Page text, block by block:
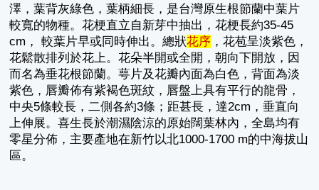
澤，葉背灰綠色，葉柄細長，是台灣原生根節蘭中葉片
較寬的物種。花梗直立自新芽中抽出，花梗長約35-45
cm， 較葉片早或同時伸出。總狀花序 ，花苞呈淡紫色，
花鬆散排列於花上。花朵半開或全開，朝向下開放，因
而名為垂花根節蘭。萼片及花瓣內面為白色，背面為淡
紫色，唇瓣佈有紫褐色斑紋，唇盤上具有平行的龍骨，
中央5條較長，二側各約3條；距甚長，達2cm，垂直向
上伸展。喜生長於潮濕陰涼的原始闊葉林內，全島均有
零星分佈，主要產地在新竹以北1000-1700 m的中海拔山
區。